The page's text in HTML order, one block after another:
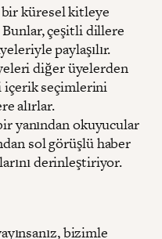
küresel kitleye
Bunlar, çeşitli dillere
paylaşılır.
diğer üyelerden
içerik seçimlerini
alırlar.
yanından okuyucular
sol görüşlü haber
derinleştiriyor.
bizimle